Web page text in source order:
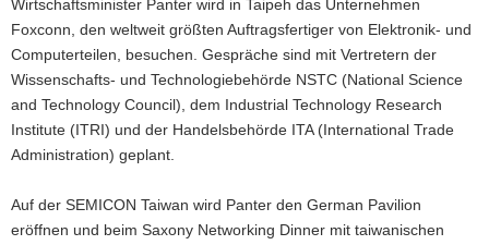
Wirtschaftsminister Panter wird in Taipeh das Unternehmen
Foxconn, den weltweit größten Auftragsfertiger von Elektronik- und
Computerteilen, besuchen. Gespräche sind mit Vertretern der
Wissenschafts- und Technologiebehörde NSTC (National Science
and Technology Council), dem Industrial Technology Research
Institute (ITRI) und der Handelsbehörde ITA (International Trade
Administration) geplant.
Auf der SEMICON Taiwan wird Panter den German Pavilion
eröffnen und beim Saxony Networking Dinner mit taiwanischen